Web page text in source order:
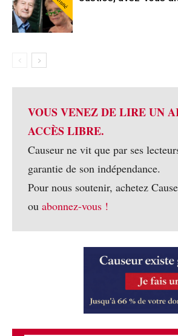
VOUS VENEZ DE LIRE UN
ACCÈS LIBRE.
Causeur ne vit que par ses
garantie de son indépendance.
Pour nous soutenir, achetez
ou abonnez-vous !